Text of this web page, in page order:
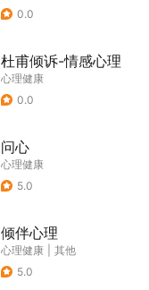
0.0
杜甫倾诉-情感心理
心理健康
0.0
问心
心理健康
5.0
倾伴心理
心理健康
其他
5.0